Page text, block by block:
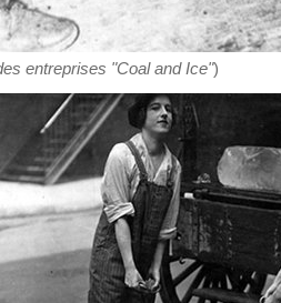
entreprises "Coal and Ice")